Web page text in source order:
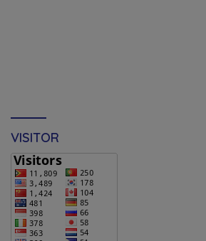
VISITOR